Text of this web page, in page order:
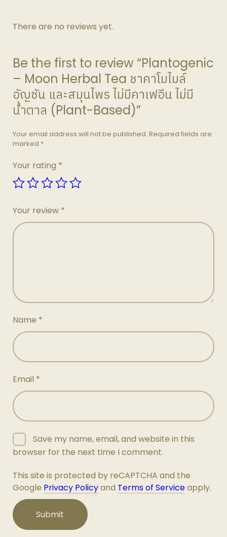
There are no reviews yet.
Be the first to review “Plantogenic
– Moon Herbal Tea ชาคาโมไมล์
อัญชัน และสมุนไพร ไม่มีคาเฟอีน ไม่มี
น้ำตาล (Plant-Based)”
Your email address will not be published. Required fields are
marked *
Your rating *
Your review *
Name *
Email *
Save my name, email, and website in this
browser for the next time I comment.
This site is protected by reCAPTCHA and the
Google Privacy Policyand Terms of Serviceapply.